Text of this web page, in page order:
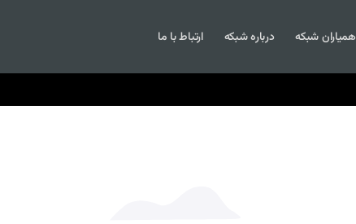
همیاران شبکه درباره شبکه ارتباط با ما